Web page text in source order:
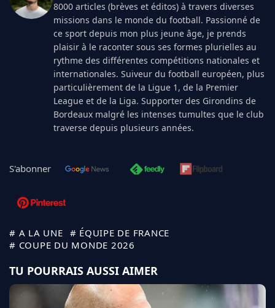
8000 articles (brèves et éditos) à travers diverses
missions dans le monde du football. Passionné de
ce sport depuis mon plus jeune âge, je prends
plaisir à le raconter sous ses formes plurielles au
rythme des différentes compétitions nationales et
internationales. Suiveur du football européen, plus
particulièrement de la Ligue 1, de la Premier
League et de la Liga. Supporter des Girondins de
Bordeaux malgré les intenses tumultes que le club
traverse depuis plusieurs années.
S'abonner
# A LA UNE # ÉQUIPE DE FRANCE
# COUPE DU MONDE 2026
TU POURRAIS AUSSI AIMER